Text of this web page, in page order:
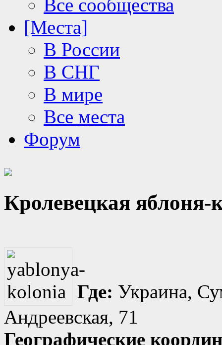
Все сообщества
[Места]
В России
В СНГ
В мире
Все места
Форум
Кролевецкая яблоня-
Где: Украина,
Андреевская, 71
Географические